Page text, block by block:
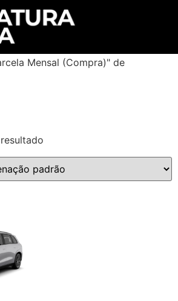
Mensal (Compra)" de